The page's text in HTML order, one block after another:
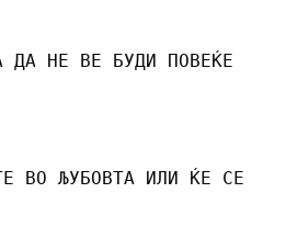
ДА НЕ ВЕ БУДИ ПОВЕЌЕ
ВО ЉУБОВТА ИЛИ ЌЕ СЕ